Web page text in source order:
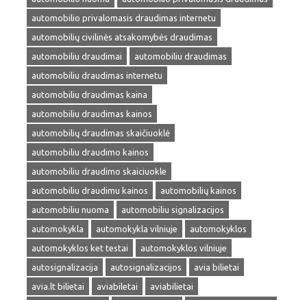
automobilio privalomasis draudimas internetu
automobilių civilinės atsakomybės draudimas
automobiliu draudimai
automobiliu draudimas
automobiliu draudimas internetu
automobiliu draudimas kaina
automobiliu draudimas kainos
automobilių draudimas skaičiuoklė
automobiliu draudimo kainos
automobiliu draudimo skaiciuokle
automobiliu draudimu kainos
automobilių kainos
automobiliu nuoma
automobiliu signalizacijos
automokykla
automokykla vilniuje
automokyklos
automokyklos ket testai
automokyklos vilniuje
autosignalizacija
autosignalizacijos
avia bilietai
avia.lt bilietai
aviabiletai
aviabilietai